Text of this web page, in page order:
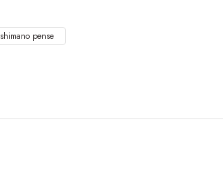
shimano pense